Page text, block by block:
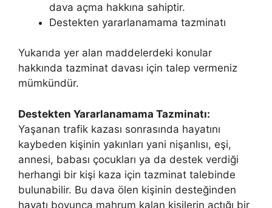
dava açma hakkına sahiptir.
Destekten yararlanamama tazminatı
Yukarıda yer alan maddelerdeki konular
hakkında tazminat davası için talep vermeniz
mümkündür.
Destekten Yararlanamama Tazminatı:
Yaşanan trafik kazası sonrasında hayatını
kaybeden kişinin yakınları yani nişanlısı, eşi,
annesi, babası çocukları ya da destek verdiği
herhangi bir kişi kaza için tazminat talebinde
bulunabilir. Bu dava ölen kişinin desteğinden
hayatı boyunca mahrum kalan kişilerin açtığı bir